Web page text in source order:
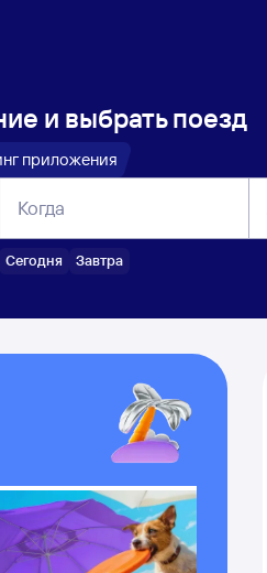
и выбрать поезд
приложения
Когда
Сегодня Завтра